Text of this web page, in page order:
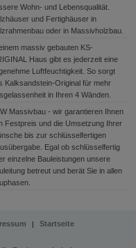
Wohn- und Lebensqualität.
und Fertighäuser in
oder in Massivholzbau.
massiv gebauten KS-
Haus gibt es jederzeit eine
Luftfeuchtigkeit. So sorgt
Kalksandstein-Original für mehr
in Ihren 4 Wänden.
Massivbau - wir garantieren Ihnen
Festpreis und die Umsetzung Ihrer
bis zur schlüsselfertigen
Egal ob schlüsselfertig
einzelne Bauleistungen unsere
betreut und berät Sie in allen
| Startseite